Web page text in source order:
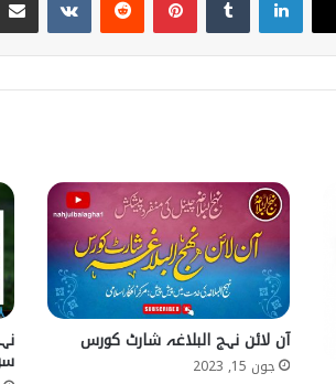
آن لائن نہج البلاغہ شارٹ کورس
جون 15, 2023